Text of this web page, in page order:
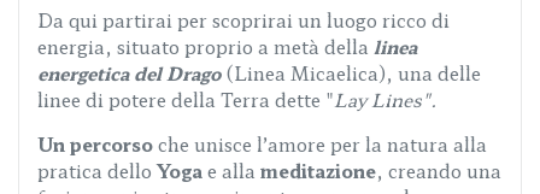
Da qui partirai per scoprirai un luogo ricco di
energia, situato proprio a metà della linea
energetica del Drago (Linea Micaelica), una delle
linee di potere della Terra dette "Lay Lines".
Un percorsoche unisce l’amore per la natura alla
pratica delloYogae alla meditazione, creando una